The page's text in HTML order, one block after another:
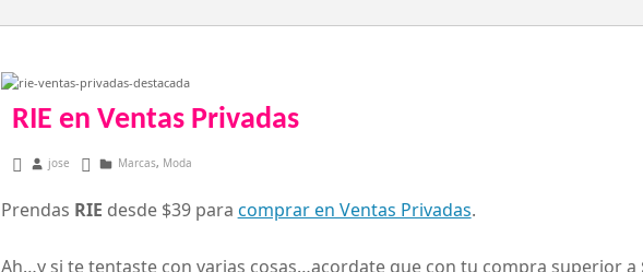
RIE en Ventas Privadas
enero 28, 2013
jose Marcas, Moda
Prendas RIE desde $39 para comprar en Ventas Privadas.
Ah…y si te tentaste con varias cosas…acordate que con tu compra superior a